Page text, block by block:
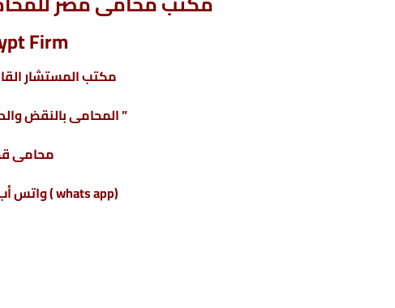
مكتب المستشار
” المحامى بالنقض
محامى
(whats app ) واتس أب : 201220615243+